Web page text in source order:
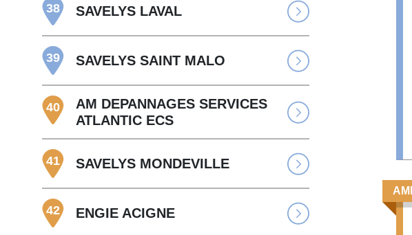
38 SAVELYS LAVAL
39 SAVELYS SAINT MALO
40
AM DEPANNAGES SERVICES
ATLANTIC ECS
41 SAVELYS MONDEVILLE
42 ENGIE ACIGNE